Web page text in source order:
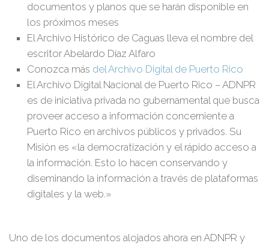
documentos y planos que se harán disponible en
los próximos meses
El Archivo Histórico de Caguas lleva el nombre del
escritor Abelardo Díaz Alfaro
Conozca más del Archivo Digital de Puerto Rico
El Archivo Digital Nacional de Puerto Rico – ADNPR
es de iniciativa privada no gubernamental que busca
proveer acceso a información concerniente a
Puerto Rico en archivos públicos y privados. Su
Misión es «la democratización y el rápido acceso a
la información. Esto lo hacen conservando y
diseminando la información a través de plataformas
digitales y la web.»
Uno de los documentos alojados ahora en ADNPR y